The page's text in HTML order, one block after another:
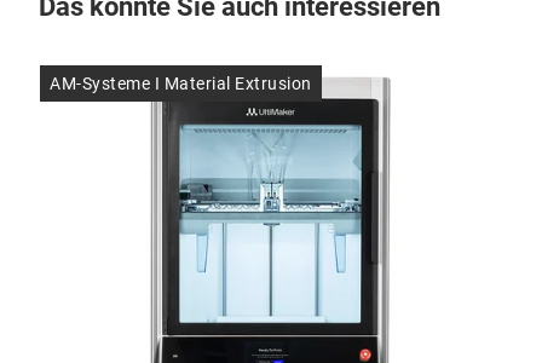
Das könnte Sie auch interessieren
AM-Systeme I Material Extrusion